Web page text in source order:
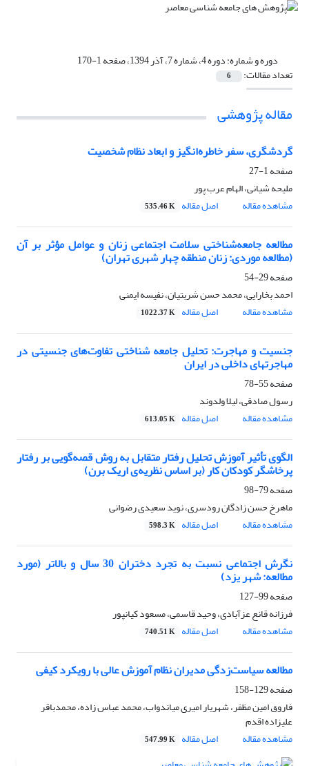
دوره و شماره:دوره 4، شماره 7، آذر 1394، صفحه 1-170
تعداد مقالات: 6
مقاله پژوهشی
گردشگری، سفر خاطره‌انگیز و ابعاد نظام شخصیت
صفحه1-27
ملیحه شیانی، الهام عرب پور
مشاهده مقاله
اصل مقاله 535.46 K
مطالعه جامعه‌شناختی سلامت اجتماعی زنان و عوامل مؤثر بر آن
(مطالعه موردی: زنان منطقه چهار شهری تهران)
صفحه29-54
احمد بخارایی، محمد حسن شربتیان، نفیسه ایمنی
مشاهده مقاله
اصل مقاله 1022.37 K
جنسیت و مهاجرت: تحلیل جامعه‏ شناختی تفاوت‌های جنسیتی در
مهاجرت‏های داخلی در ایران
صفحه55-78
رسول صادقی، لیلا ولدوند
مشاهده مقاله
اصل مقاله 613.05 K
الگوی تأثیر آموزش تحلیل رفتار متقابل به روش قصه‌گویی بر رفتار
پرخاشگر کودکان کار (بر اساس نظریه‌ی اریک برن)
صفحه79-98
ماهرخ حسن زادگان رودسری، نوید سعیدی رضوانی
مشاهده مقاله
اصل مقاله 598.3 K
نگرش اجتماعی نسبت به تجرد دختران 30 سال و بالاتر (مورد
مطالعه: شهر یزد)
صفحه99-127
فرزانه قانع عزآبادی، وحید قاسمی، مسعود کیانپور
مشاهده مقاله
اصل مقاله 740.51 K
مطالعه سیاست‌زدگی مدیران نظام آموزش عالی با رویکرد کیفی
صفحه129-158
فاروق امین مظفر، شهریار امیری میاندواب، محمد عباس زاده، محمدباقر
علیزاده اقدم
مشاهده مقاله
اصل مقاله 547.99 K